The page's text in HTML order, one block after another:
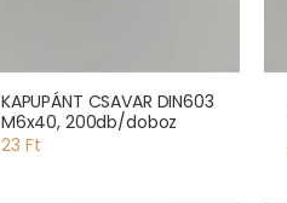
KAPUPÁNT CSAVAR DIN603
M6x40, 200db/doboz
23 Ft